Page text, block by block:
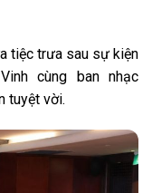
tiệc trưa sau sự kiện
cùng ban nhạc
tuyệt vời.